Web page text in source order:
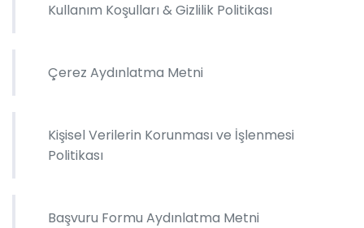
Kullanım Koşulları & Gizlilik Politikası
Çerez Aydınlatma Metni
Kişisel Verilerin Korunması ve İşlenmesi
Politikası
Başvuru Formu Aydınlatma Metni